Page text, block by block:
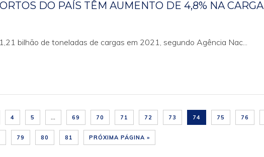
DO PAÍS TÊM AUMENTO DE 4,8% NA CARGA
bilhão de toneladas de cargas em 2021, segundo Agência Nac...
4 5 … 69 70 71 72 73 74 75 76
79 80 81 PRÓXIMA PÁGINA »